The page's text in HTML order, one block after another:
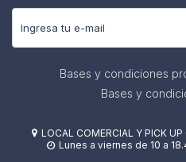
Bases y condiciones
Bases y
 LOCAL COMERCIAL Y PICK
 Lunes a viernes de 10 a